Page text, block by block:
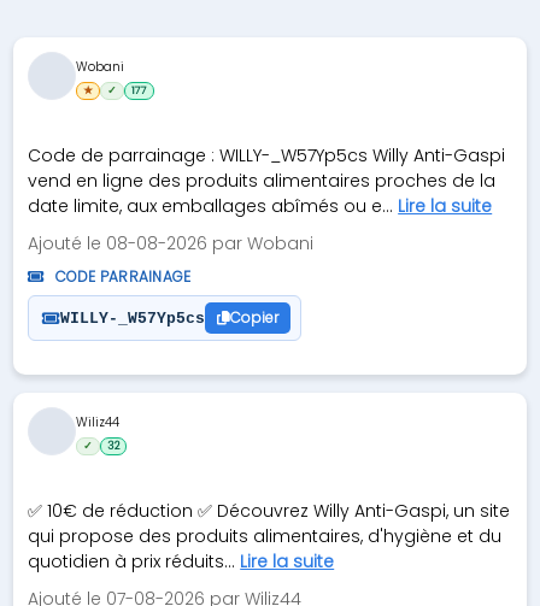
Code de parrainage : WILLY-_W57Yp5cs Willy Anti-Gaspi
vend en ligne des produits alimentaires proches de la
date limite, aux emballages abîmés ou e... Lire la suite
Ajouté le 08-08-2026 par Wobani
CODE PARRAINAGE
WILLY-_W57Yp5cs Copier
Wobani
★ ✓ 177
✅ 10€ de réduction ✅ Découvrez Willy Anti-Gaspi, un site
qui propose des produits alimentaires, d'hygiène et du
quotidien à prix réduits... Lire la suite
Ajouté le 07-08-2026 par Wiliz44
Wiliz44
✓ 32